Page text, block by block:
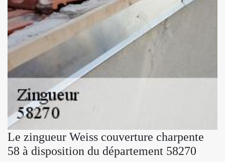
Le zingueur Weiss couverture charpente
58 à disposition du département 58270